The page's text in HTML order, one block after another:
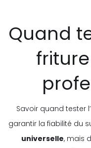
Quand
Savoir quand tester
garantir la fiabilité du
universelle, mais